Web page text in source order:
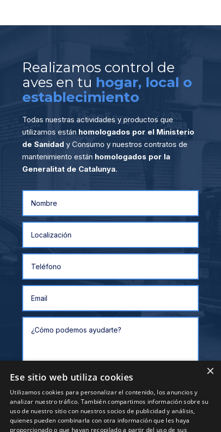
Realizamos control de
aves en tu hogar, local o
establecimiento
Todas nuestras actividades y productos que
utilizamos están homologados por el Ministerio
de Sanidad y Consumo y nuestros contratos de
mantenimiento están homologados por la
Generalitat de Catalunya.
Enviar
Alternative:
×
Ese sitio web utiliza cookies
Utilizamos cookies para personalizar el contenido, los anuncios y
analizar nuestro tráfico. También compartimos información sobre su
uso de nuestro sitio con nuestros socios de publicidad y análisis,
quienes pueden combinarla con otra información que les haya
proporcionado o que hayan recopilado a partir del uso de sus